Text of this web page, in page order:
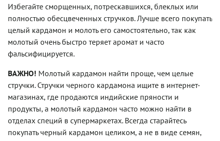
Избегайте сморщенных, потрескавшихся, блеклых или
полностью обесцвеченных стручков. Лучше всего покупать
целый кардамон и молоть его самостоятельно, так как
молотый очень быстро теряет аромат и часто
фальсифицируется.
ВАЖНО! Молотый кардамон найти проще, чем целые
стручки. Стручки черного кардамона ищите в интернет-
магазинах, где продаются индийские пряности и
продукты, а молотый кардамон часто можно найти в
отделах специй в супермаркетах. Всегда старайтесь
покупать черный кардамон целиком, а не в виде семян,